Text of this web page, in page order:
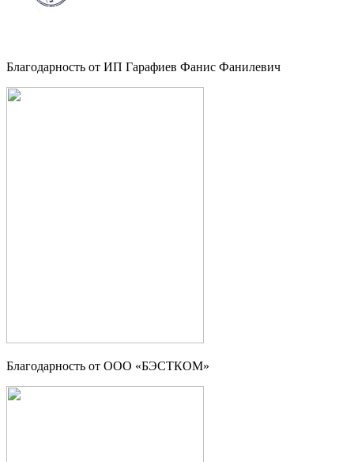
Благодарность от ИП Гарафиев Фанис Фанилевич
Благодарность от ООО «БЭСТКОМ»